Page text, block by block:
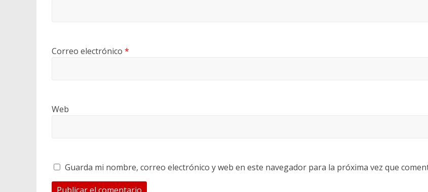
Correo electrónico *
Web
Guarda mi nombre, correo electrónico y web en este navegador para la próxima vez que